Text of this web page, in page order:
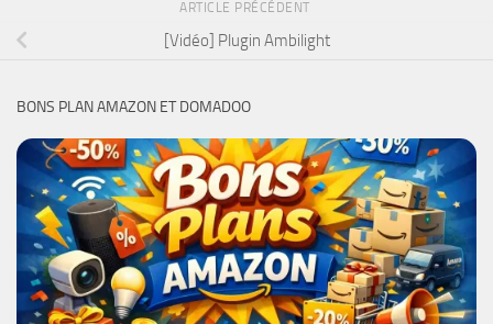
ARTICLE PRÉCÉDENT
[Vidéo] Plugin Ambilight
BONS PLAN AMAZON ET DOMADOO